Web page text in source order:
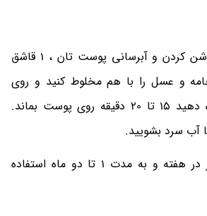
برای شفاف سازی، روشن کردن و آبرسانی پوست تان ، 1 قاشق
و عسل را با هم مخلوط کنید و روی
پوست بمالید و اجازه دهید 15 تا 20 دقیقه روی پوست بماند.
سرد بشویید.
این ماسک را یک بار در هفته و به مدت 1 تا دو ماه استفاده